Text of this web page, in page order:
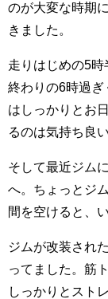
のが大変な時期
きました。
走りはじめの5時
終わりの6時過ぎ
はしっかりとお
るのは気持ち良い
そして最近ジム
へ。ちょっとジ
間を空けると、
ジムが改装され
ってました。筋
しっかりとスト